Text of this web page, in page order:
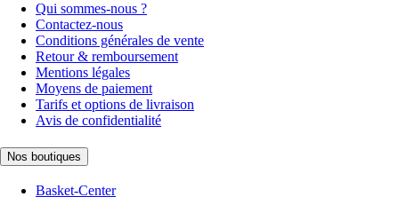
Qui sommes-nous ?
Contactez-nous
Conditions générales de vente
Retour & remboursement
Mentions légales
Moyens de paiement
Tarifs et options de livraison
Avis de confidentialité
Nos boutiques
Basket-Center